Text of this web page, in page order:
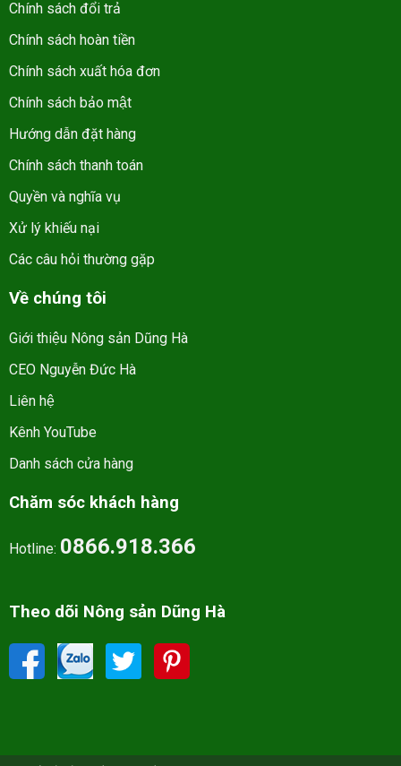
Chính sách đổi trả
Chính sách hoàn tiền
Chính sách xuất hóa đơn
Chính sách bảo mật
Hướng dẫn đặt hàng
Chính sách thanh toán
Quyền và nghĩa vụ
Xử lý khiếu nại
Các câu hỏi thường gặp
Về chúng tôi
Giới thiệu Nông sản Dũng Hà
CEO Nguyễn Đức Hà
Liên hệ
Kênh YouTube
Danh sách cửa hàng
Chăm sóc khách hàng
Hotline: 0866.918.366
Theo dõi Nông sản Dũng Hà